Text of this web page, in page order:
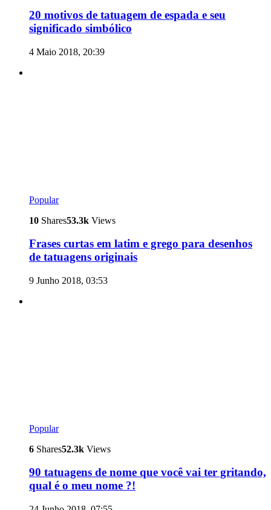
20 motivos de tatuagem de espada e seu
significado simbólico
4 Maio 2018, 20:39
Popular
10 Shares53.3k Views
Frases curtas em latim e grego para desenhos
de tatuagens originais
9 Junho 2018, 03:53
Popular
6 Shares52.3k Views
90 tatuagens de nome que você vai ter gritando,
qual é o meu nome ?!